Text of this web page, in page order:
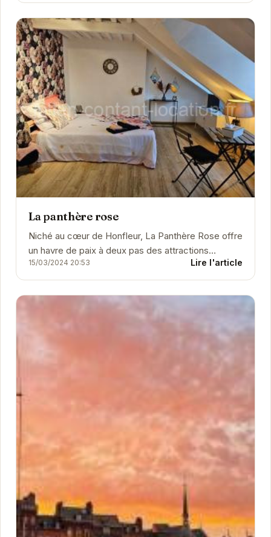
La panthère rose
Niché au cœur de Honfleur, La Panthère Rose offre
un havre de paix à deux pas des attractions
principales.
15/03/2024 20:53 Lire l'article